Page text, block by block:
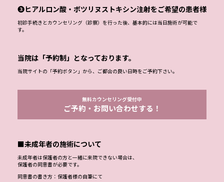
❸ヒアルロン酸・ボツリヌストキシン注射をご希望の患者様
初診手続きとカウンセリング（診察）を行った後、基本的には当日施術が可能で
す。
当院は「予約制」となっております。
当院サイトの「予約ボタン」から、ご都合の良い日時をご予約下さい。
無料カウンセリング受付中
ご予約・お問い合わせする！
■未成年者の施術について
未成年者は保護者の方と一緒に来院できない場合は、
保護者の同意書が必要です。
同意書の書き方：保護者様の自筆にて